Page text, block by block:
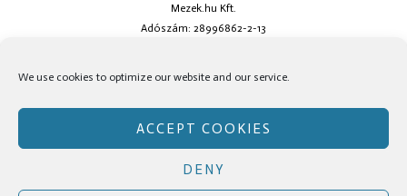
We use cookies to optimize our website and our service.
ACCEPT COOKIES
DENY
Mezek.hu Kft.
Adószám: 28996862-2-13
social oldalainkon!
Copyright © Mezek.hu 2026 Mezek.hu